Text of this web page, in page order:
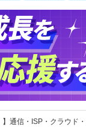
】通信・ISP・クラウド